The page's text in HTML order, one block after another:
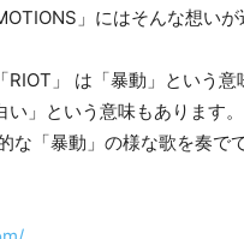
」にはそんな想いが
RIOT」 は「暴動」という
い」という意味もあります
な「暴動」の様な歌を奏で